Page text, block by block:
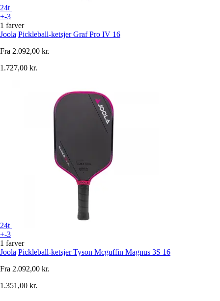
24t
+-3
1 farver
Joola Pickleball-ketsjer Graf Pro IV 16
Fra 2.092,00 kr.
1.727,00 kr.
24t
+-3
1 farver
Joola Pickleball-ketsjer Tyson Mcguffin Magnus 3S 16
Fra 2.092,00 kr.
1.351,00 kr.